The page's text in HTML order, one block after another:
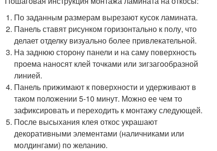
По заданным размерам вырезают кусок ламината.
Панель ставят рисунком горизонтально к полу, что
делает отделку визуально более привлекательной.
На заднюю сторону панели и на саму поверхность
проема наносят клей точками или зигзагообразной
линией.
Панель прижимают к поверхности и удерживают в
таком положении 5-10 минут. Можно ее чем то
зафиксировать и переходить к монтажу следующей.
После высыхания клея откос украшают
декоративными элементами (наличниками или
молдингами) по желанию.